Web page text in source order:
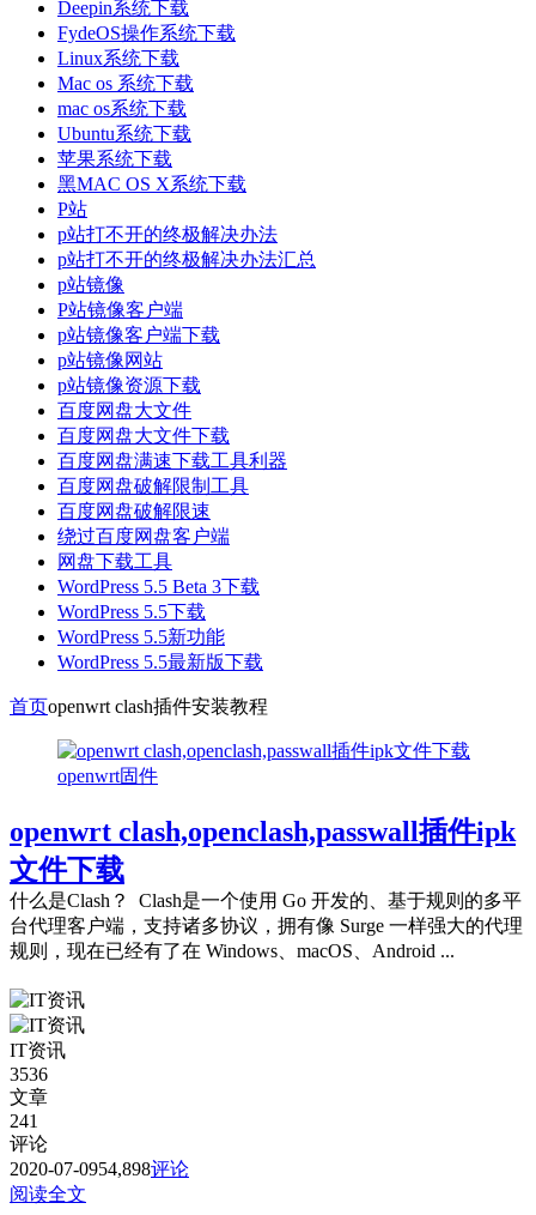
Deepin系统下载
FydeOS操作系统下载
Linux系统下载
Mac os 系统下载
mac os系统下载
Ubuntu系统下载
苹果系统下载
黑MAC OS X系统下载
P站
p站打不开的终极解决办法
p站打不开的终极解决办法汇总
p站镜像
P站镜像客户端
p站镜像客户端下载
p站镜像网站
p站镜像资源下载
百度网盘大文件
百度网盘大文件下载
百度网盘满速下载工具利器
百度网盘破解限制工具
百度网盘破解限速
绕过百度网盘客户端
网盘下载工具
WordPress 5.5 Beta 3下载
WordPress 5.5下载
WordPress 5.5新功能
WordPress 5.5最新版下载
首页openwrt clash插件安装教程
openwrt固件
openwrt clash,openclash,passwall插件ipk
文件下载
什么是Clash？ Clash是一个使用 Go 开发的、基于规则的多平
台代理客户端，支持诸多协议，拥有像 Surge 一样强大的代理
规则，现在已经有了在 Windows、macOS、Android ...
IT资讯
3536
文章
241
评论
2020-07-0954,898评论
阅读全文